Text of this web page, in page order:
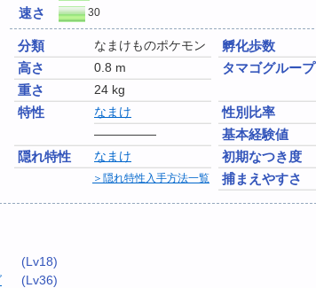
速さ 30
分類 なまけものポケモン
高さ 0.8 m
重さ 24 kg
特性
なまけ
―――――
隠れ特性 なまけ
＞隠れ特性入手方法一覧
孵化歩数
タマゴグループ
性別比率
基本経験値
初期なつき度
捕まえやすさ
(Lv18)
(Lv36)